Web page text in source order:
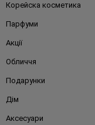
Корейска косметика
Парфуми
Акції
Обличчя
Подарунки
Дім
Аксесуари